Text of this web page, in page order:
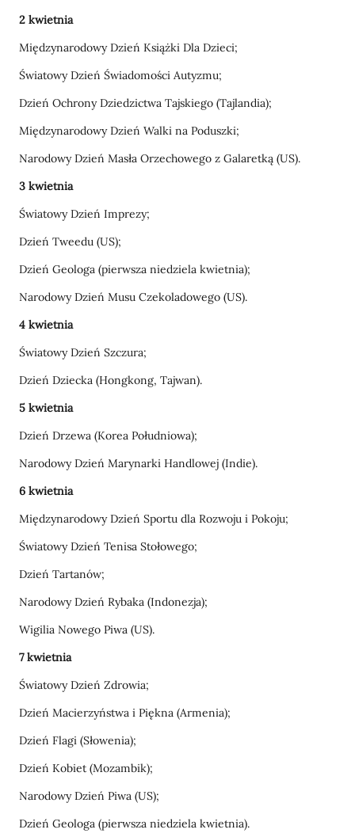
2 kwietnia
Międzynarodowy Dzień Książki Dla Dzieci;
Światowy Dzień Świadomości Autyzmu;
Dzień Ochrony Dziedzictwa Tajskiego (Tajlandia);
Międzynarodowy Dzień Walki na Poduszki;
Narodowy Dzień Masła Orzechowego z Galaretką (US).
3 kwietnia
Światowy Dzień Imprezy;
Dzień Tweedu (US);
Dzień Geologa (pierwsza niedziela kwietnia);
Narodowy Dzień Musu Czekoladowego (US).
4 kwietnia
Światowy Dzień Szczura;
Dzień Dziecka (Hongkong, Tajwan).
5 kwietnia
Dzień Drzewa (Korea Południowa);
Narodowy Dzień Marynarki Handlowej (Indie).
6 kwietnia
Międzynarodowy Dzień Sportu dla Rozwoju i Pokoju;
Światowy Dzień Tenisa Stołowego;
Dzień Tartanów;
Narodowy Dzień Rybaka (Indonezja);
Wigilia Nowego Piwa (US).
7 kwietnia
Światowy Dzień Zdrowia;
Dzień Macierzyństwa i Piękna (Armenia);
Dzień Flagi (Słowenia);
Dzień Kobiet (Mozambik);
Narodowy Dzień Piwa (US);
Dzień Geologa (pierwsza niedziela kwietnia).